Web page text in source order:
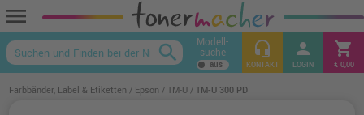
menu
keyboard_arrow_up
search Modell-
suche headset_mic
KONTAKT
person
LOGIN
shopping_cart
€ 0,00
Farbbänder, Label & Etiketten Epson TM-U TM-U 300 PD